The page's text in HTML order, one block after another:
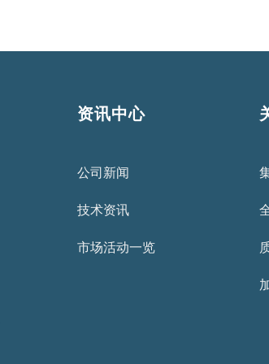
资讯中心
公司新闻
技术资讯
市场活动一览